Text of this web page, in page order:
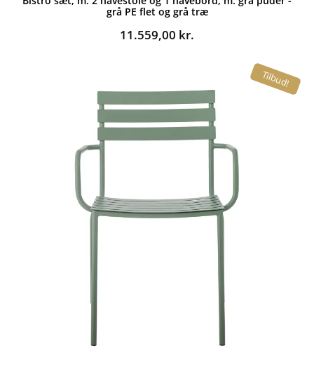
grå PE flet og grå træ
11.559,00 kr.
Tilbud!